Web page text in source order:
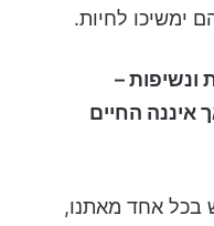
ימשיכו לחיות.
ונשיפות –
איננה החיים
בכל אחד מאתנו,